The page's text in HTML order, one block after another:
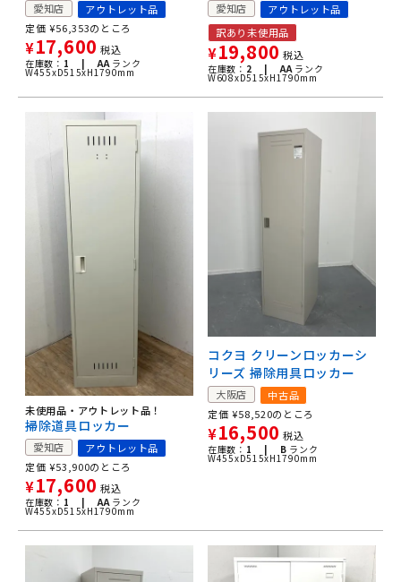
愛知店
アウトレット品
定価 ¥56,353のところ
¥17,600 税込
在庫数： 1 | AAランク
W455xD515xH1790mm
愛知店
アウトレット品
訳あり未使用品
¥19,800 税込
在庫数： 2 | AAランク
W608xD515xH1790mm
未使用品・アウトレット品！
掃除道具ロッカー
愛知店
アウトレット品
定価 ¥53,900のところ
¥17,600 税込
在庫数： 1 | AA ランク
W455xD515xH1790mm
コクヨ クリーンロッカーシ
リーズ 掃除用具ロッカー
大阪店
中古品
定価 ¥58,520のところ
¥16,500 税込
在庫数： 1 | B ランク
W455xD515xH1790mm